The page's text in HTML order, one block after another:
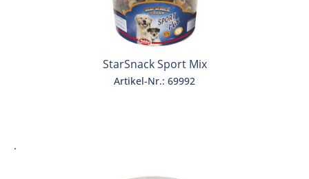
StarSnack Sport Mix
Artikel-Nr.: 69992
.